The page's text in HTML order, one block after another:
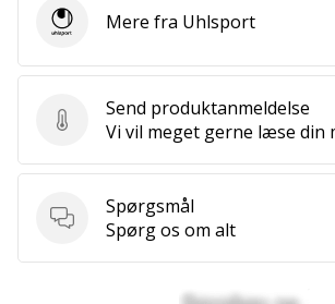
Send produktanmeldelse
Send produktanmeldelse
Vi vil meget gerne læse din
Spørgsmål
Spørgsmål
Spørg os om alt
UhlsportMere fra Uhlsport